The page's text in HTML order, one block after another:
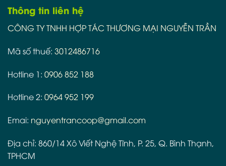
Thông tin liên hệ
CÔNG TY TNHH HỢP TÁC THƯƠNG MẠI NGUYỄN TRẦN
Mã số thuế: 3012486716
Hotline 1: 0906 852 188
Hotline 2: 0964 952 199
Emai: nguyentrancoop@gmail.com
Địa chỉ: 860/14 Xô Viết Nghệ Tĩnh, P. 25, Q. Bình Thạnh,
TPHCM